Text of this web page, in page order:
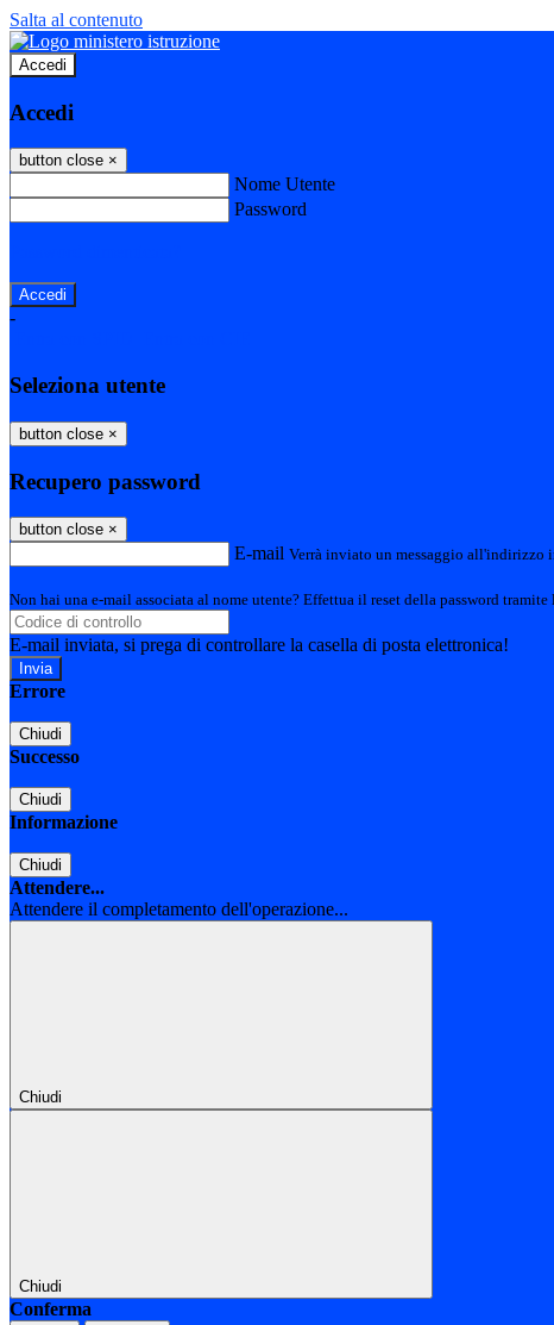
Salta al contenuto
Accedi
Accedi
button close ×
Nome Utente
Password
-
Seleziona utente
button close ×
Recupero password
button close ×
E-mail Verrà inviato un messaggio all'indirizzo
Non hai una e-mail associata al nome utente? Effettua il reset della password tramite
E-mail inviata, si prega di controllare la casella di posta elettronica!
Errore
Chiudi
Successo
Chiudi
Informazione
Chiudi
Attendere...
Attendere il completamento dell'operazione...
Chiudi
Chiudi
Conferma